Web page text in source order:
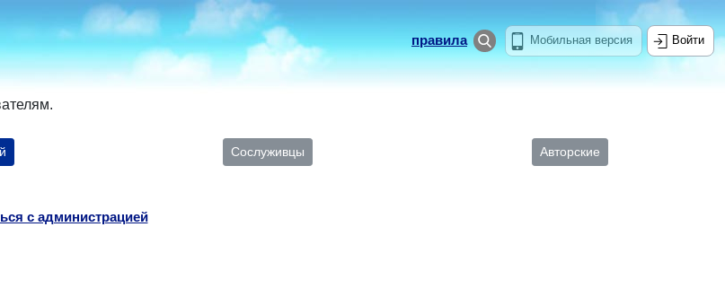
Мобильная версия
правила Войти
Сослуживцы Авторские
с администрацией